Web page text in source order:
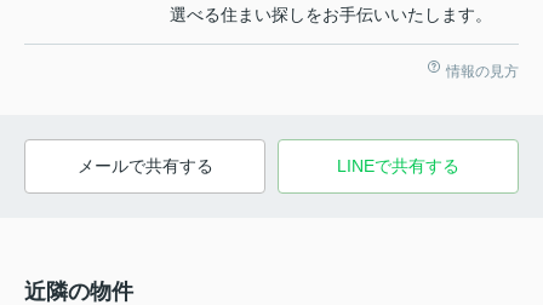
選べる住まい探しをお手伝いいたします。
情報の見方
メールで共有する LINEで共有する
近隣の物件